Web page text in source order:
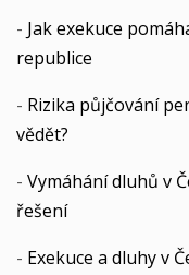
- Jak exekuce
republice
- Rizika půjčování
vědět?
- Vymáhání dluhů v
řešení
- Exekuce a dluhy v